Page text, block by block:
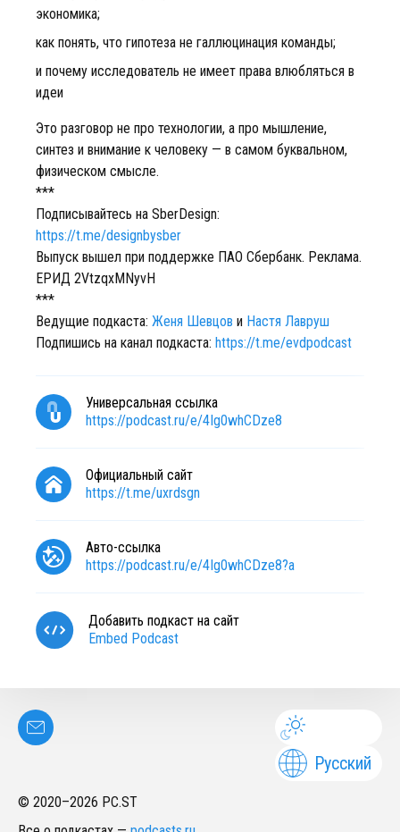
экономика;
как понять, что гипотеза не галлюцинация команды;
и почему исследователь не имеет права влюбляться в
идеи
Это разговор не про технологии, а про мышление,
синтез и внимание к человеку — в самом буквальном,
физическом смысле.
***
Подписывайтесь на SberDesign:
https://t.me/designbysber
Выпуск вышел при поддержке ПАО Сбербанк. Реклама.
ЕРИД 2VtzqxMNyvH
***
Ведущие подкаста: Женя Шевцов и Настя Лавруш
Подпишись на канал подкаста: https://t.me/evdpodcast
Универсальная ссылка
https://podcast.ru/e/4Ig0whCDze8
Официальный сайт
https://t.me/uxrdsgn
Авто-ссылка
https://podcast.ru/e/4Ig0whCDze8?a
Добавить подкаст на сайт
Embed Podcast
Русский
© 2020–2026 PC.ST